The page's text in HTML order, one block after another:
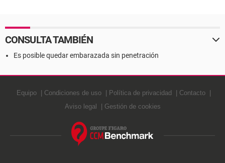
CONSULTA TAMBIÉN
Es posible quedar embarazada sin penetración
Equipo Condiciones de uso Política de privacidad
Contacto
Aviso legal
Gestión de cookies